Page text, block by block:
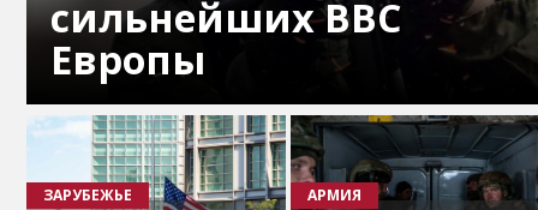
сильнейших ВВС
Европы
ЗАРУБЕЖЬЕ АРМИЯ